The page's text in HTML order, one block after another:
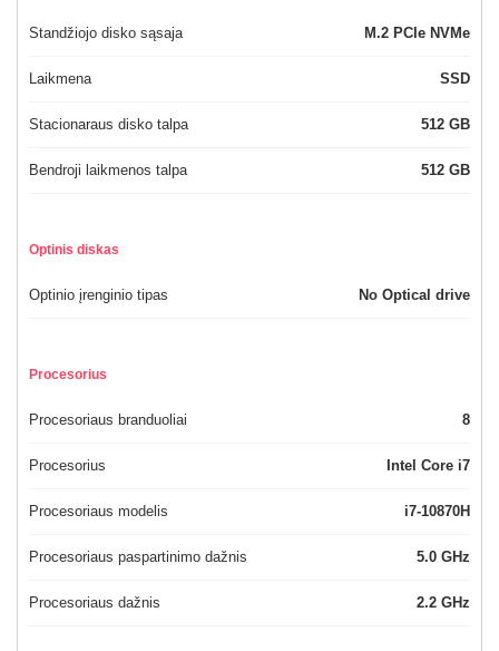
Standžiojo disko sąsaja M.2 PCIe NVMe
Laikmena SSD
Stacionaraus disko talpa 512 GB
Bendroji laikmenos talpa 512 GB
Optinis diskas
Optinio įrenginio tipas No Optical drive
Procesorius
Procesoriaus branduoliai 8
Procesorius Intel Core i7
Procesoriaus modelis i7-10870H
Procesoriaus paspartinimo dažnis 5.0 GHz
Procesoriaus dažnis 2.2 GHz